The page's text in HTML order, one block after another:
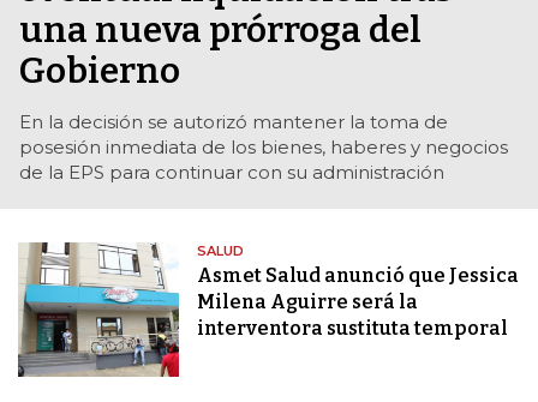
una nueva prórroga del
Gobierno
En la decisión se autorizó mantener la toma de
posesión inmediata de los bienes, haberes y negocios
de la EPS para continuar con su administración
SALUD
Asmet Salud anunció que Jessica
Milena Aguirre será la
interventora sustituta temporal